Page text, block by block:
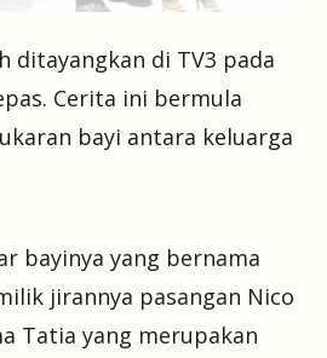
ditayangkan di TV3 pada
Cerita ini bermula
bayi antara keluarga
bayinya yang bernama
jirannya pasangan Nico
Tatia yang merupakan